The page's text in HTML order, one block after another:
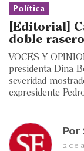
Economía y
Legal y
Eventos
Blogs
Edición
Política
[Editorial]
doble rasero
VOCES Y
presidenta Dina
severidad
expresidente
Por
2 de